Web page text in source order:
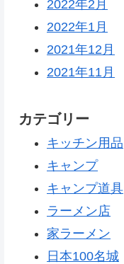
2022年2月
2022年1月
2021年12月
2021年11月
カテゴリー
キッチン用品
キャンプ
キャンプ道具
ラーメン店
家ラーメン
日本100名城